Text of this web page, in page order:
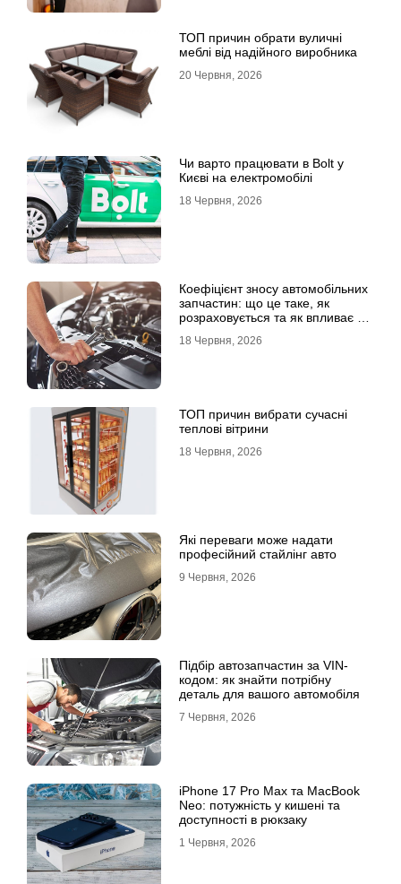
ТОП причин обрати вуличні
меблі від надійного виробника
20 Червня, 2026
Чи варто працювати в Bolt у
Києві на електромобілі
18 Червня, 2026
Коефіцієнт зносу автомобільних
запчастин: що це таке, як
розраховується та як впливає на
18 Червня, 2026
ТОП причин вибрати сучасні
теплові вітрини
18 Червня, 2026
Які переваги може надати
професійний стайлінг авто
9 Червня, 2026
Підбір автозапчастин за VIN-
кодом: як знайти потрібну
деталь для вашого автомобіля
7 Червня, 2026
iPhone 17 Pro Max та MacBook
Neo: потужність у кишені та
доступності в рюкзаку
1 Червня, 2026